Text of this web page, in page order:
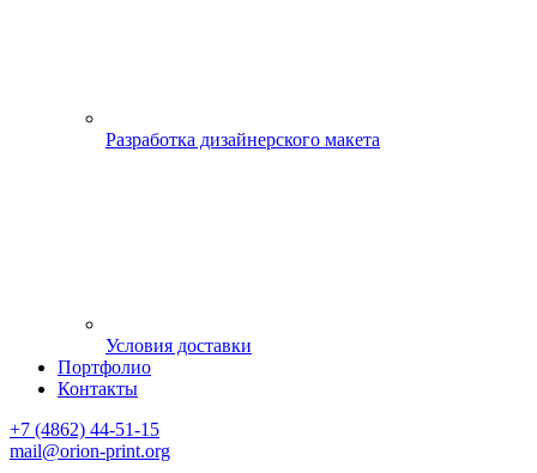
Разработка дизайнерского макета
Условия доставки
Портфолио
Контакты
+7 (4862) 44-51-15
mail@orion-print.org